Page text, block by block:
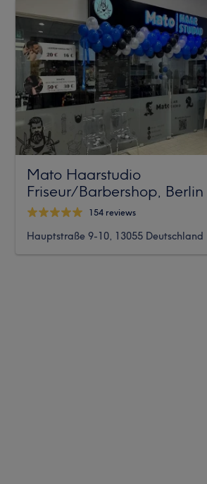
Mato Haarstudio
Friseur/Barbershop, Berlin
154 reviews
Hauptstraße 9-10, 13055 Deutschland